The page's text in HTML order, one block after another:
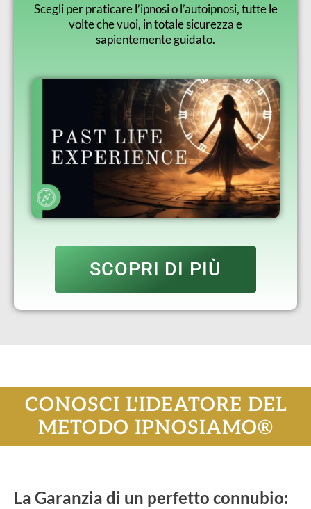
Scegli per praticare l’ipnosi o l’autoipnosi, tutte le
volte che vuoi, in totale sicurezza e
sapientemente guidato.
SCOPRI DI PIÙ
CONOSCI L'IDEATORE DEL
METODO IPNOSIAMO®
La Garanzia di un perfetto connubio: